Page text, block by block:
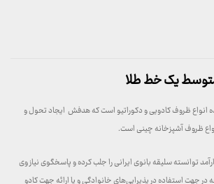
یک خط طلا
انواع ظروف کادویی و دکوراتیو است که هدفش ایجاد تحول و
ظروف آشپزخانه چینی است.
توانسته سلیقه بانوی ایرانی را جلب کرده و پاسخگوی نیاز وی